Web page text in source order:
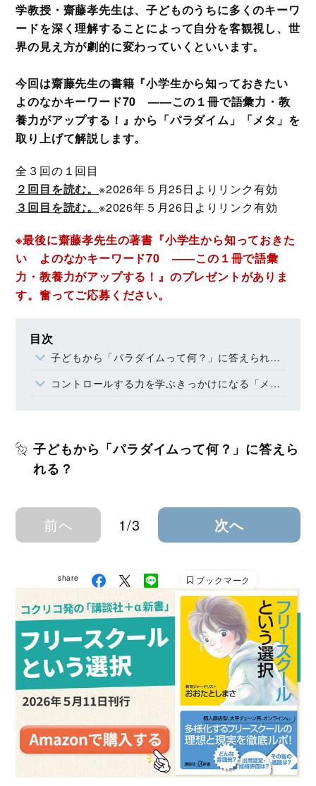
学教授・齋藤孝先生は、子どものうちに多くのキーワ
ードを深く理解することによって自分を客観視し、世
界の見え方が劇的に変わっていくといいます。
今回は齋藤先生の書籍『小学生から知っておきたい
よのなかキーワード70 ——この１冊で語彙力・教
養力がアップする！』から「パラダイム」「メタ」を
取り上げて解説します。
全３回の１回目
２回目を読む。※2026年５月25日よりリンク有効
３回目を読む。※2026年５月26日よりリンク有効
※最後に齋藤孝先生の著書『小学生から知っておきた
い よのなかキーワード70 ——この１冊で語彙
力・教養力がアップする！』のプレゼントがありま
す。奮ってご応募ください。
目次
子どもから「パラダイムって何？」に答えられる？
コントロールする力を学ぶきっかけになる「メタ」
子どもから「パラダイムって何？」に答えら
れる？
前へ 1/3 次へ
share ブックマーク